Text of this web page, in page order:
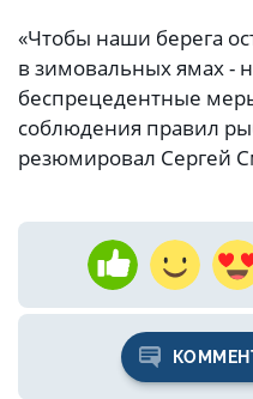
«Чтобы наши берега
в зимовальных ямах -
беспрецедентные
соблюдения правил
резюмировал Сергей